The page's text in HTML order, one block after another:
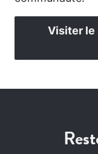
Visiter le